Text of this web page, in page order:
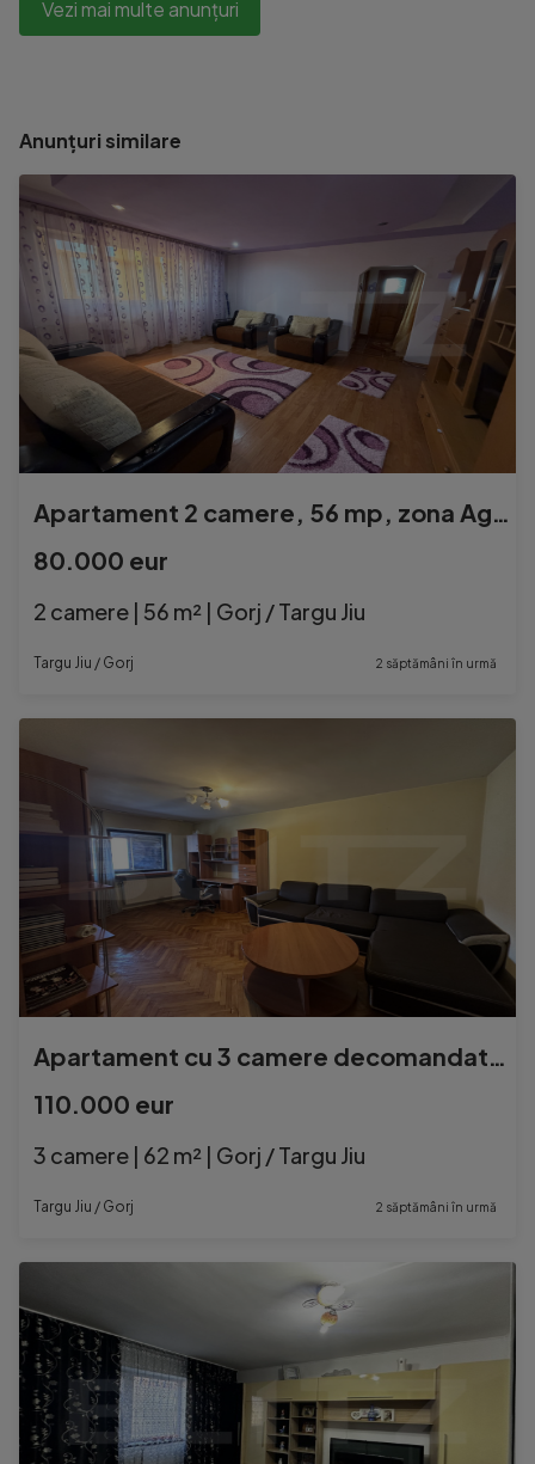
Vezi mai multe anunțuri
Anunțuri similare
Apartament 2 camere, 56 mp, zona Agriculturii
80.000 eur
2 camere | 56 m² | Gorj / Targu Jiu
Targu Jiu / Gorj 2 săptămâni în urmă
Apartament cu 3 camere decomandate, 62 mp - Central
110.000 eur
3 camere | 62 m² | Gorj / Targu Jiu
Targu Jiu / Gorj 2 săptămâni în urmă